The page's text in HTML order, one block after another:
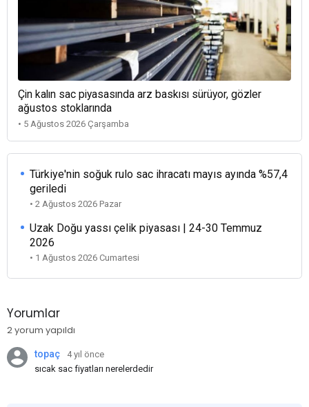
Çin kalın sac piyasasında arz baskısı sürüyor, gözler
ağustos stoklarında
• 5 Ağustos 2026 Çarşamba
Türkiye'nin soğuk rulo sac ihracatı mayıs ayında %57,4
geriledi
• 2 Ağustos 2026 Pazar
Uzak Doğu yassı çelik piyasası | 24-30 Temmuz
2026
• 1 Ağustos 2026 Cumartesi
Yorumlar
2 yorum yapıldı
topaç
4 yıl önce
sıcak sac fiyatları nerelerdedir